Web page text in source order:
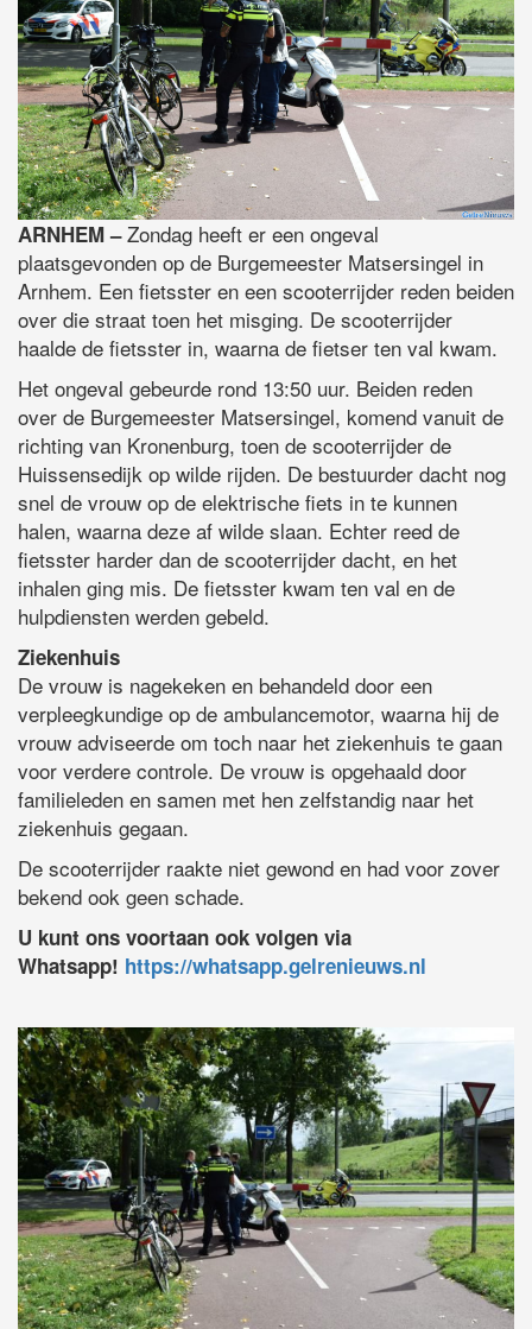
ARNHEM –Zondag heeft er een ongeval
plaatsgevonden op de Burgemeester Matsersingel in
Arnhem. Een fietsster en een scooterrijder reden beiden
over die straat toen het misging. De scooterrijder
haalde de fietsster in, waarna de fietser ten val kwam.
Het ongeval gebeurde rond 13:50 uur. Beiden reden
over de Burgemeester Matsersingel, komend vanuit de
richting van Kronenburg, toen de scooterrijder de
Huissensedijk op wilde rijden. De bestuurder dacht nog
snel de vrouw op de elektrische fiets in te kunnen
halen, waarna deze af wilde slaan. Echter reed de
fietsster harder dan de scooterrijder dacht, en het
inhalen ging mis. De fietsster kwam ten val en de
hulpdiensten werden gebeld.
Ziekenhuis
De vrouw is nagekeken en behandeld door een
verpleegkundige op de ambulancemotor, waarna hij de
vrouw adviseerde om toch naar het ziekenhuis te gaan
voor verdere controle. De vrouw is opgehaald door
familieleden en samen met hen zelfstandig naar het
ziekenhuis gegaan.
De scooterrijder raakte niet gewond en had voor zover
bekend ook geen schade.
U kunt ons voortaan ook volgen via
Whatsapp! https://whatsapp.gelrenieuws.nl